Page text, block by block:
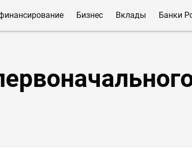
Бизнес Вклады Банки